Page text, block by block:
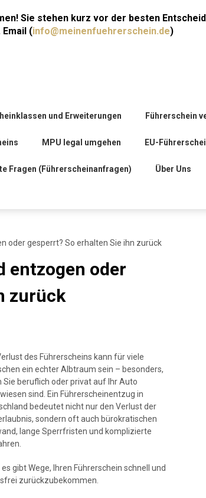
Sie stehen kurz vor der besten
(info@meinenfuehrerschein.de)
und Erweiterungen Führerschein
MPU legal umgehen EU-
Fragen (Führerscheinanfragen) Über Uns
oder gesperrt? So erhalten Sie ihn zurück
entzogen oder
zurück
des Führerscheins kann für viele
ein echter Albtraum sein – besonders,
Sie beruflich oder privat auf Ihr Auto
sind. Ein Führerscheinentzug in
bedeutet nicht nur den Verlust der
sondern oft auch bürokratischen
lange Sperrfristen und komplizierte
es gibt Wege, Ihren Führerschein schnell und
zurückzubekommen.